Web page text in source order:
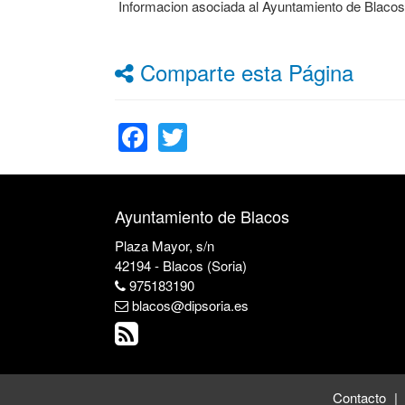
Informacion asociada al Ayuntamiento de Blacos
Comparte esta Página
Facebook
Ayuntamiento de Blacos
Plaza Mayor, s/n
42194 - Blacos (Soria)
975183190
blacos@dipsoria.es
Contacto